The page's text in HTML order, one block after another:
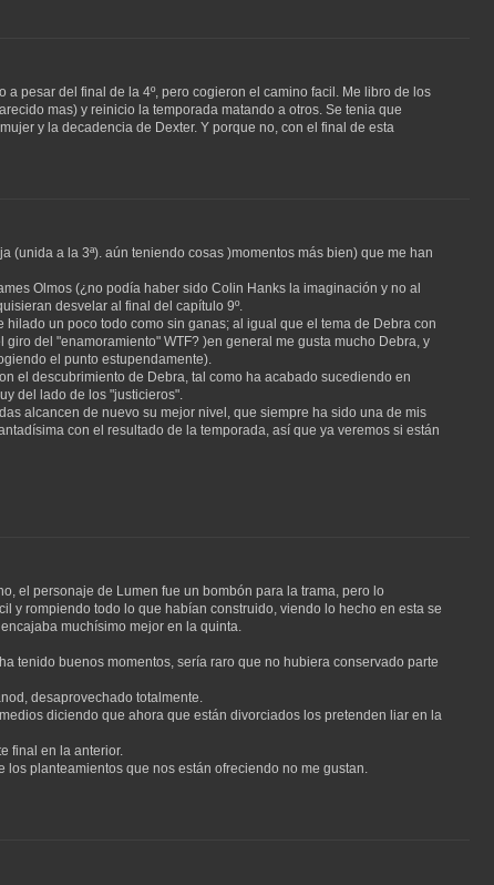
a pesar del final de la 4º, pero cogieron el camino facil. Me libro de los
mas) y reinicio la temporada matando a otros. Se tenia que
y la decadencia de Dexter. Y porque no, con el final de esta
(unida a la 3ª). aún teniendo cosas )momentos más bien) que me han
Olmos (¿no podía haber sido Colin Hanks la imaginación y no al
desvelar al final del capítulo 9º.
un poco todo como sin ganas; al igual que el tema de Debra con
del "enamoramiento" WTF? )en general me gusta mucho Debra, y
el punto estupendamente).
el descubrimiento de Debra, tal como ha acabado sucediendo en
del lado de los "justicieros".
alcancen de nuevo su mejor nivel, que siempre ha sido una de mis
con el resultado de la temporada, así que ya veremos si están
el personaje de Lumen fue un bombón para la trama, pero lo
y rompiendo todo lo que habían construido, viendo lo hecho en esta se
muchísimo mejor en la quinta.
tenido buenos momentos, sería raro que no hubiera conservado parte
desaprovechado totalmente.
diciendo que ahora que están divorciados los pretenden liar en la
final en la anterior.
los planteamientos que nos están ofreciendo no me gustan.